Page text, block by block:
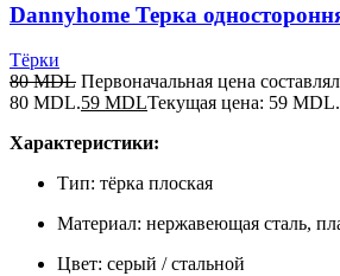
Dannyhome Терка
Тёрки
80MDL Первоначальная цена
80 MDL.59 MDLТекущая цена: 59 MDL.
Характеристики:
Тип: тёрка плоская
Материал: нержавеющая сталь,
Цвет: серый / стальной